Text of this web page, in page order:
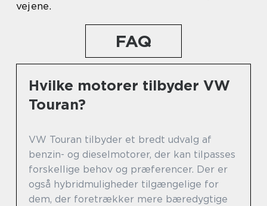
vejene.
FAQ
Hvilke motorer tilbyder VW
Touran?
VW Touran tilbyder et bredt udvalg af
benzin- og dieselmotorer, der kan tilpasses
forskellige behov og præferencer. Der er
også hybridmuligheder tilgængelige for
dem, der foretrækker mere bæredygtige